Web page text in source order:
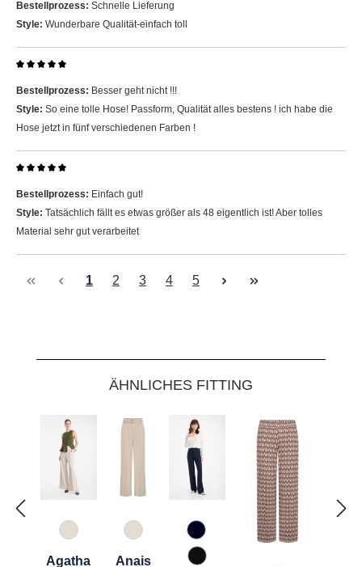
Bestellprozess: Schnelle Lieferung
Style: Wunderbare Qualität-einfach toll
Bestellprozess: Besser geht nicht !!!
Style: So eine tolle Hose! Passform, Qualität alles bestens ! ich habe die
Hose jetzt in fünf verschiedenen Farben !
Bestellprozess: Einfach gut!
Style: Tatsächlich fällt es etwas größer als 48 eigentlich ist! Aber tolles
Material sehr gut verarbeitet
Seite
1 Seite
2 Seite
3 Seite
4 Seite
5
ÄHNLICHES FITTING
343 Marzipan
Agatha
343 Marzipan
Anais
890 Marine